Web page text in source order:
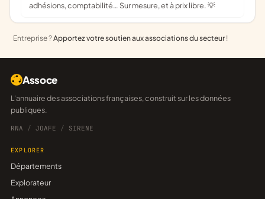
adhésions, comptabilité… Sur mesure, et à prix libre. 💡
Entreprise ?Apportez votre soutien aux associations du secteur !
Assoce
L'annuaire des associations françaises, construit sur les données
publiques.
RNA / JOAFE / SIRENE
EXPLORER
Départements
Explorateur